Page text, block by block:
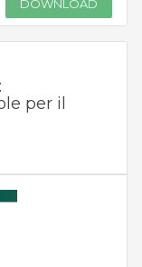
DOWNLOAD
per il